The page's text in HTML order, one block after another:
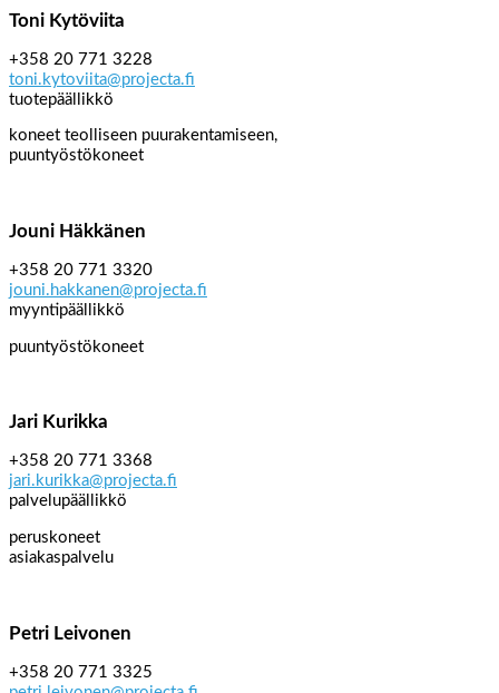
Toni Kytöviita
+358 20 771 3228
toni.kytoviita@projecta.fi
tuotepäällikkö
koneet teolliseen puurakentamiseen,
puuntyöstökoneet
Jouni Häkkänen
+358 20 771 3320
jouni.hakkanen@projecta.fi
myyntipäällikkö
puuntyöstökoneet
Jari Kurikka
+358 20 771 3368
jari.kurikka@projecta.fi
palvelupäällikkö
peruskoneet
asiakaspalvelu
Petri Leivonen
+358 20 771 3325